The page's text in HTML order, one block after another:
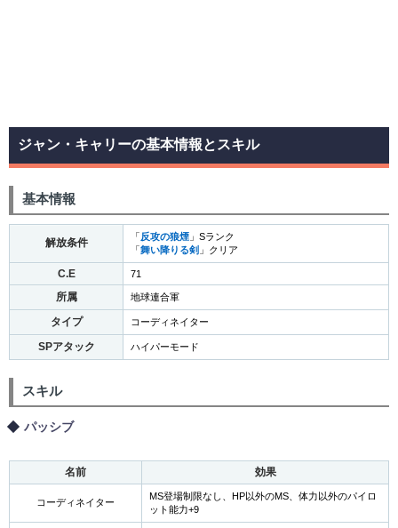
ジャン・キャリーの基本情報とスキル
基本情報
解放条件 「 反攻の狼煙 」Sランク
「 舞い降りる剣 」クリア
C.E 71
所属 地球連合軍
タイプ コーディネイター
SPアタック ハイパーモード
スキル
パッシブ
名前 効果
コーディネイター
MS登場制限なし、HP以外のMS、体力以外のパイロ
ット能力+9